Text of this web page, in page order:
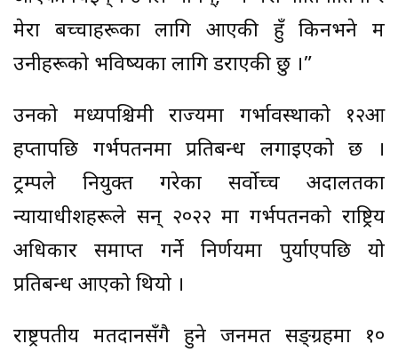
मेरा बच्चाहरूका लागि आएकी हुँ किनभने म
उनीहरूको भविष्यका लागि डराएकी छु ।”
उनको मध्यपश्चिमी राज्यमा गर्भावस्थाको १२औँ
हप्तापछि गर्भपतनमा प्रतिबन्ध लगाइएको छ ।
ट्रम्पले नियुक्त गरेका सर्वोच्च अदालतका
न्यायाधीशहरूले सन् २०२२ मा गर्भपतनको राष्ट्रिय
अधिकार समाप्त गर्ने निर्णयमा पुर्याएपछि यो
प्रतिबन्ध आएको थियो ।
राष्ट्रपतीय मतदानसँगै हुने जनमत सङ्ग्रहमा १०